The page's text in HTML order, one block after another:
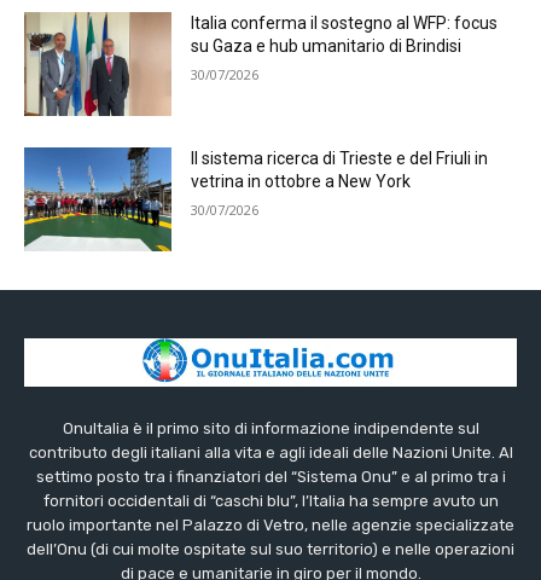
Italia conferma il sostegno al WFP: focus
su Gaza e hub umanitario di Brindisi
30/07/2026
Il sistema ricerca di Trieste e del Friuli in
vetrina in ottobre a New York
30/07/2026
OnuItalia è il primo sito di informazione indipendente sul
contributo degli italiani alla vita e agli ideali delle Nazioni Unite. Al
settimo posto tra i finanziatori del “Sistema Onu” e al primo tra i
fornitori occidentali di “caschi blu”, l’Italia ha sempre avuto un
ruolo importante nel Palazzo di Vetro, nelle agenzie specializzate
dell’Onu (di cui molte ospitate sul suo territorio) e nelle operazioni
di pace e umanitarie in giro per il mondo.